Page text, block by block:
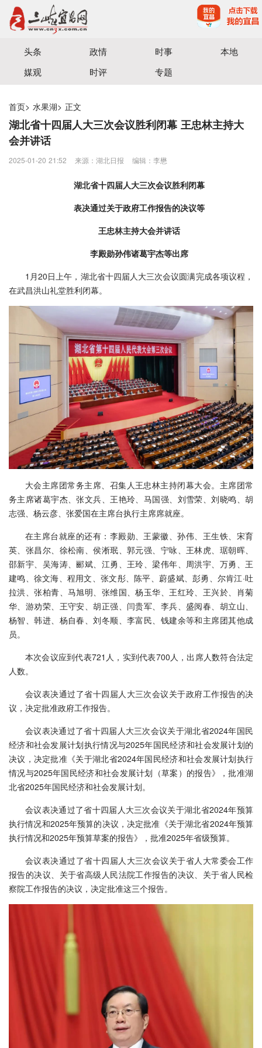
宜昌三峡融媒体中心主办
头条 政情 时事
本地
媒观
时评 专题
首页> 水果湖> 正文
湖北省十四届人大三次会议胜利闭幕 王忠林主持大
会并讲话
2025-01-20 21:52 来源：湖北日报 编辑：李懋
湖北省十四届人大三次会议胜利闭幕
表决通过关于政府工作报告的决议等
王忠林主持大会并讲话
李殿勋孙伟诸葛宇杰等出席
1月20日上午，湖北省十四届人大三次会议圆满完成各项议程，
在武昌洪山礼堂胜利闭幕。
大会主席团常务主席、召集人王忠林主持闭幕大会。主席团常
务主席诸葛宇杰、张文兵、王艳玲、马国强、刘雪荣、刘晓鸣、胡
志强、杨云彦、张爱国在主席台执行主席席就座。
在主席台就座的还有：李殿勋、王蒙徽、孙伟、王生铁、宋育
英、张昌尔、徐松南、侯淅珉、郭元强、宁咏、王林虎、琚朝晖、
邵新宇、吴海涛、郦斌、江勇、王玲、梁伟年、周洪宇、万勇、王
建鸣、徐文海、程用文、张文彤、陈平、蔚盛斌、彭勇、尔肯江·吐
拉洪、张柏青、马旭明、张维国、杨玉华、王红玲、王兴於、肖菊
华、游劝荣、王守安、胡正强、闫贵军、李兵、盛阅春、胡立山、
杨智、韩进、杨自春、刘冬顺、李富民、钱建余等和主席团其他成
员。
本次会议应到代表721人，实到代表700人，出席人数符合法定
人数。
会议表决通过了省十四届人大三次会议关于政府工作报告的决
议，决定批准政府工作报告。
会议表决通过了省十四届人大三次会议关于湖北省2024年国民
经济和社会发展计划执行情况与2025年国民经济和社会发展计划的
决议，决定批准《关于湖北省2024年国民经济和社会发展计划执行
情况与2025年国民经济和社会发展计划（草案）的报告》，批准湖
北省2025年国民经济和社会发展计划。
会议表决通过了省十四届人大三次会议关于湖北省2024年预算
执行情况和2025年预算的决议，决定批准《关于湖北省2024年预算
执行情况和2025年预算草案的报告》，批准2025年省级预算。
会议表决通过了省十四届人大三次会议关于省人大常委会工作
报告的决议、关于省高级人民法院工作报告的决议、关于省人民检
察院工作报告的决议，决定批准这三个报告。